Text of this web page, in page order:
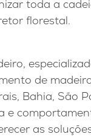
toda a
florestal.
de
Bahia, São
e
as